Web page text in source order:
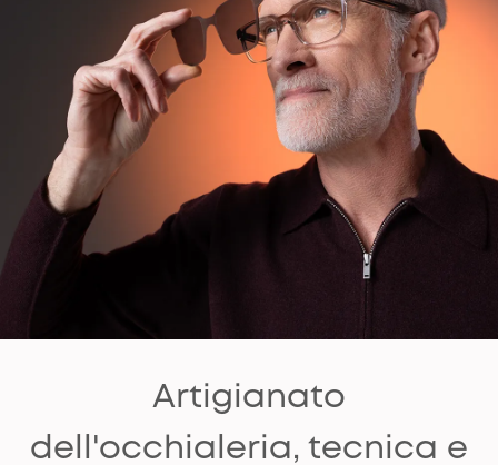
Artigianato
dell'occhialeria, tecnica e